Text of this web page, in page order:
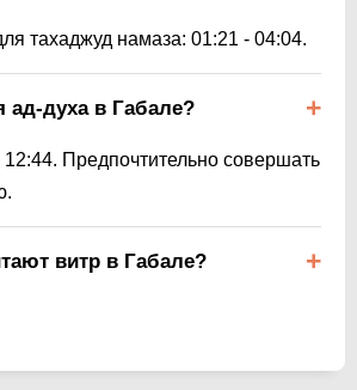
тахаджуд намаза: 01:21 - 04:04.
ад-духа в Габале?
12:44. Предпочтительно совершать
витр в Габале?